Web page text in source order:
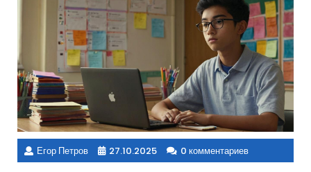
Егор Петров 27.10.2025 0 комментариев